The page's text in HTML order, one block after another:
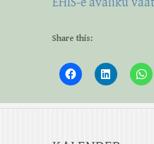
Share this: